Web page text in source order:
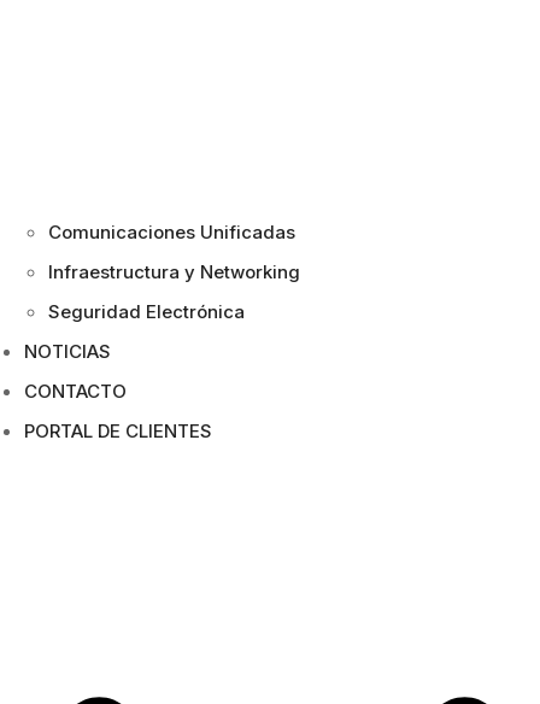
Comunicaciones Unificadas
Infraestructura y Networking
Seguridad Electrónica
NOTICIAS
CONTACTO
PORTAL DE CLIENTES